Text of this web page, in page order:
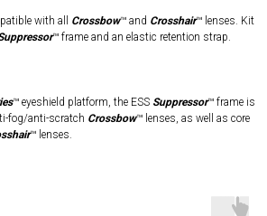
with all Crossbow™ and Crosshair™ lenses. Kit
™ frame and an elastic retention strap.
™ eyeshield platform, the ESS Suppressor™ frame is
fog/anti-scratch Crossbow™ lenses, as well as core
™ lenses.